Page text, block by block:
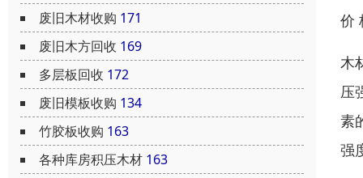
废旧木材收购 171
废旧木方回收 169
多层板回收 172
废旧模板收购 134
竹胶板收购 163
各种库房积压木材 163
价
木
压
素
强